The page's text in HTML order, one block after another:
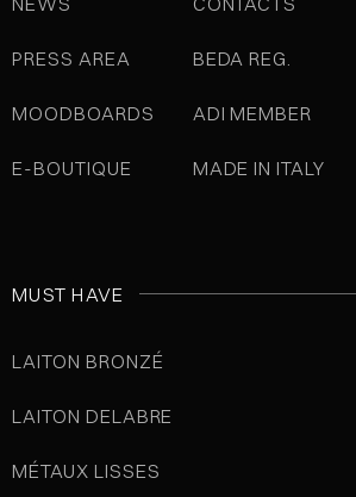
PRESS AREA
MOODBOARDS
E-BOUTIQUE
BEDA REG.
ADI MEMBER
MADE IN ITALY
MUST HAVE
LAITON BRONZÉ
LAITON DELABRE
MÉTAUX LISSES